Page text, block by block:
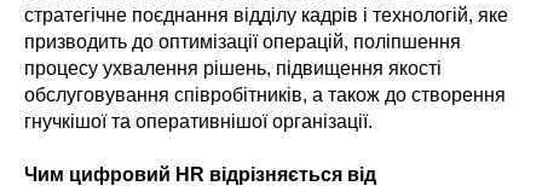
стратегічне поєднання відділу кадрів і технологій, яке
призводить до оптимізації операцій, поліпшення
процесу ухвалення рішень, підвищення якості
обслуговування співробітників, а також до створення
гнучкішої та оперативнішої організації.
Чим цифровий HR відрізняється від